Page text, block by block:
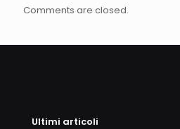
Comments are closed.
Ultimi articoli